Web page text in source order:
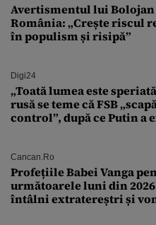
Avertismentul lui
România: „Crește riscul
în populism și risipă”
Digi24
„Toată lumea este
rusă se teme că FSB
control”, după ce Putin a
Cancan.ro
Profețiile Babei Vanga
următoarele luni din
întâlni extratereștri și